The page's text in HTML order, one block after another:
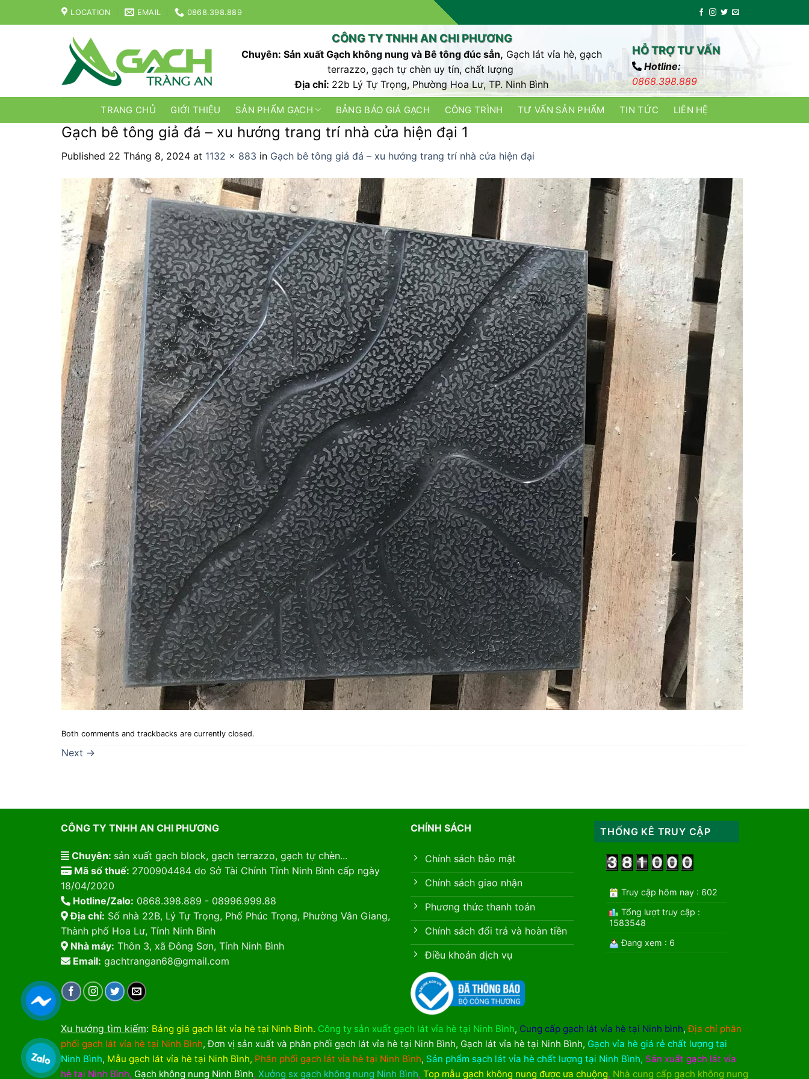
to
LOCATION EMAIL 0868.398.889
CÔNG TY TNHH AN CHI PHƯƠNG
Chuyên: Sản xuất Gạch không nung và Bê tông đúc sẳn, Gạch lát vỉa hè, gạch
terrazzo, gạch tự chèn uy tín, chất lượng
Địa chỉ: 22b Lý Tự Trọng, Phường Hoa Lư, TP. Ninh Bình
HỖ TRỢ TƯ VẤN
Hotline:
0868.398.889
TRANG CHỦ GIỚI THIỆU SẢN PHẨM GẠCH BẢNG BÁO GIÁ GẠCH CÔNG TRÌNH TƯ VẤN SẢN PHẨM TIN TỨC LIÊN HỆ
Gạch bê tông giả đá – xu hướng trang trí nhà cửa hiện đại 1
Published 22 Tháng 8, 2024 at 1132 × 883 in Gạch bê tông giả đá – xu hướng trang trí nhà cửa hiện đại
Both comments and trackbacks are currently closed.
Next →
CÔNG TY TNHH AN CHI PHƯƠNG
Chuyên: sản xuất gạch block, gạch terrazzo, gạch tự chèn...
Mã số thuế: 2700904484 do Sở Tài Chính Tỉnh Ninh Bình cấp ngày
18/04/2020
Hotline/Zalo: 0868.398.889 - 08996.999.88
Địa chỉ: Số nhà 22B, Lý Tự Trọng, Phố Phúc Trọng, Phường Vân Giang,
Thành phố Hoa Lư, Tỉnh Ninh Bình
Nhà máy: Thôn 3, xã Đông Sơn, Tỉnh Ninh Bình
Email: gachtrangan68@gmail.com
CHÍNH SÁCH
Chính sách bảo mật
Chính sách giao nhận
Phương thức thanh toán
Chính sách đổi trả và hoàn tiền
Điều khoản dịch vụ
THỐNG KÊ TRUY CẬP
Truy cập hôm nay : 602
Tổng lượt truy cập :
1583548
Đang xem : 6
Xu hướng tìm kiếm: Bảng giá gạch lát vỉa hè tại Ninh Bình. Công ty sản xuất gạch lát vỉa hè tại Ninh Bình, Cung cấp gạch lát vỉa hè tại Ninh bình,Địa chỉ phân
phối gạch lát vỉa hè tại Ninh Bình,Đơn vị sản xuất và phân phối gạch lát vỉa hè tại Ninh Bình, Gạch lát vỉa hè tại Ninh Bình, Gạch vỉa hè giá rẻ chất lượng tại
Ninh Bình, Mẫu gạch lát vỉa hè tại Ninh Bình, Phân phối gạch lát vỉa hè tại Ninh Bình, Sản phẩm sạch lát vỉa hè chất lượng tại Ninh Bình, Sản xuất gạch lát vỉa
hè tại Ninh Bình, Gạch không nung Ninh Bình, Xưởng sx gạch không nung Ninh Bình, Top mẫu gạch không nung được ưa chuộng, Nhà cung cấp gạch không nung